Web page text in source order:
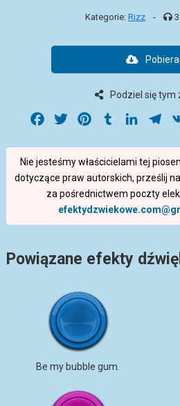
Kategorie: Rizz -
Podziel się tym
Facebook
Twitter PinterestTumblr
Nie jesteśmy właścicielami tej
dotyczące praw autorskich, prześlij
za pośrednictwem poczty
Powiązane efekty
Be my bubble gum.